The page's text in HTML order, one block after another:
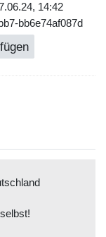
14:42
bb6e74af087d